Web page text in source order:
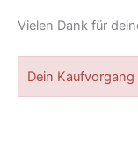
Vielen Dank für
Dein